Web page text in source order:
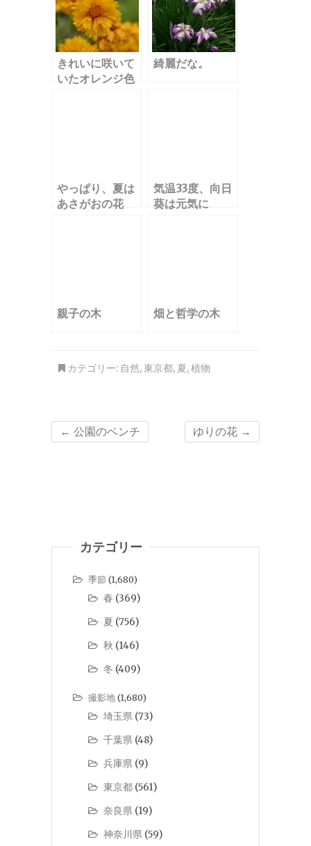
きれいに咲いて
いたオレンジ色
綺麗だな。
やっぱり、夏は
あさがおの花
気温33度、向日
葵は元気に
親子の木 畑と哲学の木
カテゴリー: 自然,東京都, 夏,植物
← 公園のベンチ ゆりの花 →
カテゴリー
季節 (1,680)
春 (369)
夏 (756)
秋 (146)
冬 (409)
撮影地(1,680)
埼玉県 (73)
千葉県 (48)
兵庫県 (9)
東京都 (561)
奈良県 (19)
神奈川県 (59)